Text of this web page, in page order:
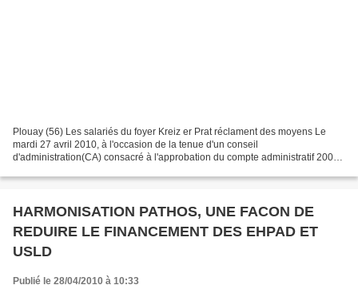
Plouay (56) Les salariés du foyer Kreiz er Prat réclament des moyens Le
mardi 27 avril 2010, à l'occasion de la tenue d'un conseil
d'administration(CA) consacré à l'approbation du compte administratif 2009,
HARMONISATION PATHOS, UNE FACON DE
REDUIRE LE FINANCEMENT DES EHPAD ET
USLD
Publié le 28/04/2010 à 10:33